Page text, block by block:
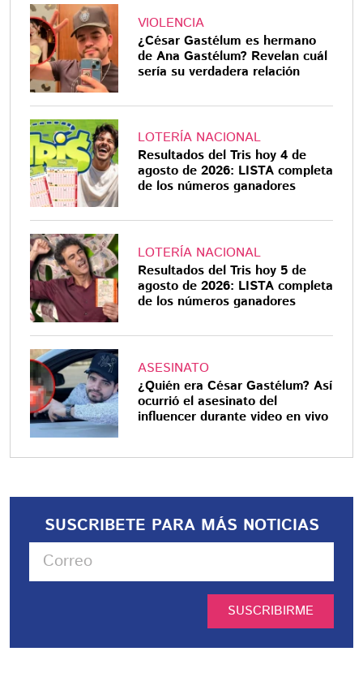
VIOLENCIA
¿César Gastélum es hermano
de Ana Gastélum? Revelan cuál
sería su verdadera relación
LOTERÍA NACIONAL
Resultados del Tris hoy 4 de
agosto de 2026: LISTA completa
de los números ganadores
LOTERÍA NACIONAL
Resultados del Tris hoy 5 de
agosto de 2026: LISTA completa
de los números ganadores
ASESINATO
¿Quién era César Gastélum? Así
ocurrió el asesinato del
influencer durante video en vivo
SUSCRIBETE PARA MÁS NOTICIAS
SUSCRIBIRME